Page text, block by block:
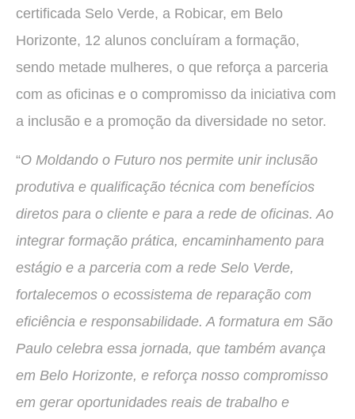
certificada Selo Verde, a Robicar, em Belo
Horizonte, 12 alunos concluíram a formação,
sendo metade mulheres, o que reforça a parceria
com as oficinas e o compromisso da iniciativa com
a inclusão e a promoção da diversidade no setor.
“O Moldando o Futuro nos permite unir inclusão
produtiva e qualificação técnica com benefícios
diretos para o cliente e para a rede de oficinas. Ao
integrar formação prática, encaminhamento para
estágio e a parceria com a rede Selo Verde,
fortalecemos o ecossistema de reparação com
eficiência e responsabilidade. A formatura em São
Paulo celebra essa jornada, que também avança
em Belo Horizonte, e reforça nosso compromisso
em gerar oportunidades reais de trabalho e